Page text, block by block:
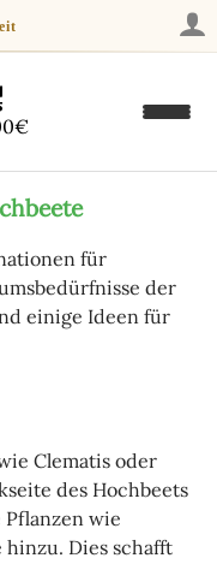
für
der
einige Ideen für
Clematis oder
des Hochbeets
wie
hinzu. Dies schafft